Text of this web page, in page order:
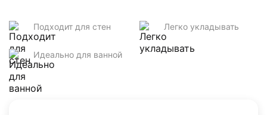
Подходит для стен Легко укладывать
Идеально для ванной